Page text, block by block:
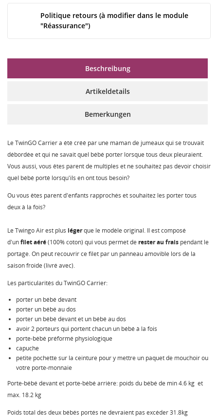
Politique retours (à modifier dans le module
"Réassurance")
Beschreibung
Artikeldetails
Bemerkungen
Le TwinGO Carrier a été créé par une maman de jumeaux qui se trouvait
débordée et qui ne savait quel bébé porter lorsque tous deux pleuraient.
Vous aussi, vous êtes parent de multiples et ne souhaitez pas devoir choisir
quel bébé porté lorsqu'ils en ont tous besoin?
Ou vous êtes parent d'enfants rapprochés et souhaitez les porter tous
deux à la fois?
Le Twingo Air est plus légerque le modèle original. Il est composé
d'unfilet aéré(100% coton) qui vous permet de rester au frais pendant le
portage. On peut recouvrir ce filet par un panneau amovible lors de la
saison froide (livré avec).
Les particularités du TwinGO Carrier:
porter un bébé devant
porter un bébé au dos
porter un bébé devant et un bébé au dos
avoir 2 porteurs qui portent chacun un bébé à la fois
porte-bébé préformé physiologique
capuche
petite pochette sur la ceinture pour y mettre un paquet de mouchoir ou
votre porte-monnaie
Porte-bébé devant et porte-bébé arrière: poids du bébé de min 4.6 kg et
max. 18.2 kg
Poids total des deux bébés portés ne devraient pas excéder 31.8kg